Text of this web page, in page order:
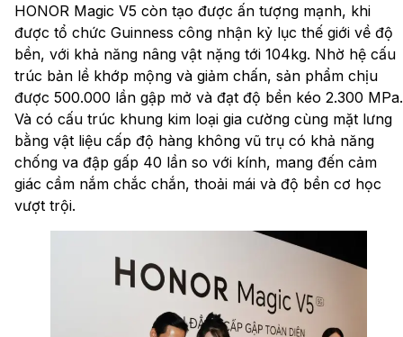
HONOR Magic V5 còn tạo được ấn tượng mạnh, khi
được tổ chức Guinness công nhận kỷ lục thế giới về độ
bền, với khả năng nâng vật nặng tới 104kg. Nhờ hệ cấu
trúc bản lề khớp mộng và giảm chấn, sản phẩm chịu
được 500.000 lần gập mở và đạt độ bền kéo 2.300 MPa.
Và có cấu trúc khung kim loại gia cường cùng mặt lưng
bằng vật liệu cấp độ hàng không vũ trụ có khả năng
chống va đập gấp 40 lần so với kính, mang đến cảm
giác cầm nắm chắc chắn, thoải mái và độ bền cơ học
vượt trội.